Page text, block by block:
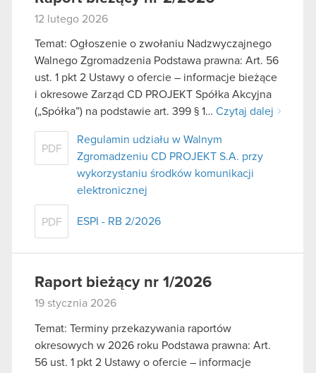
12 lutego 2026
Temat: Ogłoszenie o zwołaniu Nadzwyczajnego
Walnego Zgromadzenia Podstawa prawna: Art. 56
ust. 1 pkt 2 Ustawy o ofercie – informacje bieżące
i okresowe Zarząd CD PROJEKT Spółka Akcyjna
(„Spółka”) na podstawie art. 399 § 1… Czytaj dalej
PDF
Regulamin udziału w Walnym
Zgromadzeniu CD PROJEKT S.A. przy
wykorzystaniu środków komunikacji
elektronicznej
PDF ESPI - RB 2/2026
Raport bieżący nr 1/2026
19 stycznia 2026
Temat: Terminy przekazywania raportów
okresowych w 2026 roku Podstawa prawna: Art.
56 ust. 1 pkt 2 Ustawy o ofercie – informacje